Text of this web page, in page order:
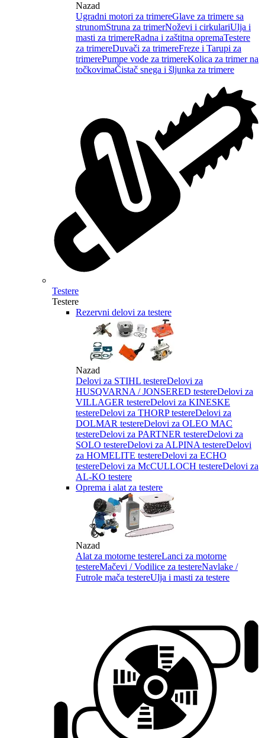
Nazad
Ugradni motori za trimereGlave za trimere sa
strunomStruna za trimerNoževi i cirkulariUlja i
masti za trimereRadna i zaštitna opremaTestere
za trimereDuvači za trimereFreze i Tarupi za
trimerePumpe vode za trimereKolica za trimer na
točkovimaČistač snega i šljunka za trimere
Testere
Testere
Rezervni delovi za testere
Nazad
Delovi za STIHL testereDelovi za
HUSQVARNA / JONSERED testereDelovi za
VILLAGER testereDelovi za KINESKE
testereDelovi za THORP testereDelovi za
DOLMAR testereDelovi za OLEO MAC
testereDelovi za PARTNER testereDelovi za
SOLO testereDelovi za ALPINA testereDelovi
za HOMELITE testereDelovi za ECHO
testereDelovi za McCULLOCH testereDelovi za
AL-KO testere
Oprema i alat za testere
Nazad
Alat za motorne testereLanci za motorne
testereMačevi / Vodilice za testereNavlake /
Futrole mača testereUlja i masti za testere